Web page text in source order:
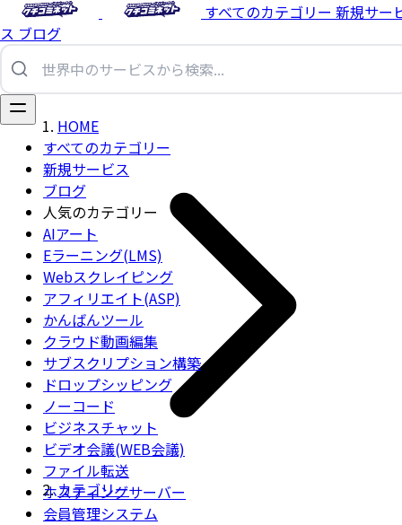
すべてのカテゴリー 新規サー
ス ブログ
すべてのカテゴリー
新規サービス
ブログ
人気のカテゴリー
AIアート
Eラーニング(LMS)
Webスクレイピング
アフィリエイト(ASP)
かんばんツール
クラウド動画編集
サブスクリプション構築
ドロップシッピング
ノーコード
ビジネスチャット
ビデオ会議(WEB会議)
ファイル転送
ホスティングサーバー
会員管理システム
HOME
カテゴリー